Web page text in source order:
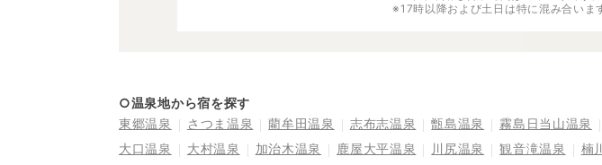
※17時以降および土日は特に混み合いま
○温泉地から宿を探す
東郷温泉
さつま温泉 藺牟田温泉 志布志温泉 甑島温泉 霧島日当山温泉
大口温泉
大村温泉 加治木温泉 鹿屋大平温泉 川尻温泉 観音滝温泉 楠